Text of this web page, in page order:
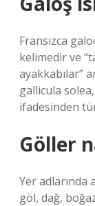
Fransızca
kelimedir ve
ayakkabılar”
gallicula solea,
ifadesinden
Göller
Yer adlarında
göl, dağ,